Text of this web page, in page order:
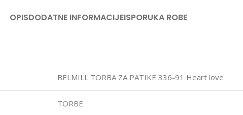
OPISDODATNE INFORMACIJEISPORUKA ROBE
BELMILL TORBA ZA PATIKE 336-91 Heart love
TORBE